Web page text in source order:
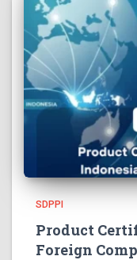
SDPPI
Product
Foreign